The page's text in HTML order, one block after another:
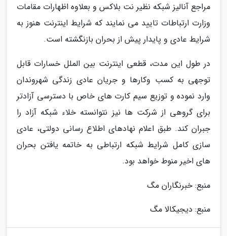
مراجع آنالیز شبکه نظیر نت بلاکس و بعلاوه اظهارات مقامات
وزارت ارتباطات تایید می نمایند که شرایط اینترنت هنوز به
شرایط عادی و پایدار پیش از بحران بازنگشته است.
در طول این مدت، قطعی اینترنت بین الملل خسارات قابل
توجهی به کسب وکارها و جریان عادی زندگی شهروندان
وارد نموده و توزیع سیم کارت های خاص با دسترسی آزادتر
برای گروهی از شرکت ها نیز نتوانسته خلاء شبکه آزاد را
جبران کند. طبق اعلام نهادهای اطلاع رسانی دولتی، عادی
سازی کامل شرایط شبکه ارتباطی به خاتمه یافتن بحران
های اخیر منوط خواهد بود.
منبع: خبرنگاران مگ
منبع: دیجیکالا مگ